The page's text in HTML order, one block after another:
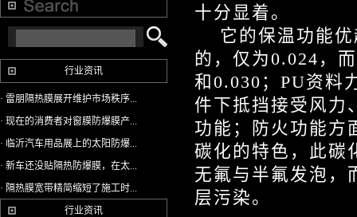
行业资讯
· 雷朋隔热膜展开维护市场秩序...
· 现在的消费者对窗膜防爆膜产...
· 临沂汽车用品展上的太阳防爆...
· 新车还没贴隔热防爆膜，在太...
· 隔热膜宽带精简缩短了施工时...
行业资讯
十分显着。
它的保温功能优
的，仅为0.024，
和0.030；PU资料
件下抵挡接受风力
功能；防火功能方
碳化的特色，此碳
无氟与半氟发泡，
层污染。